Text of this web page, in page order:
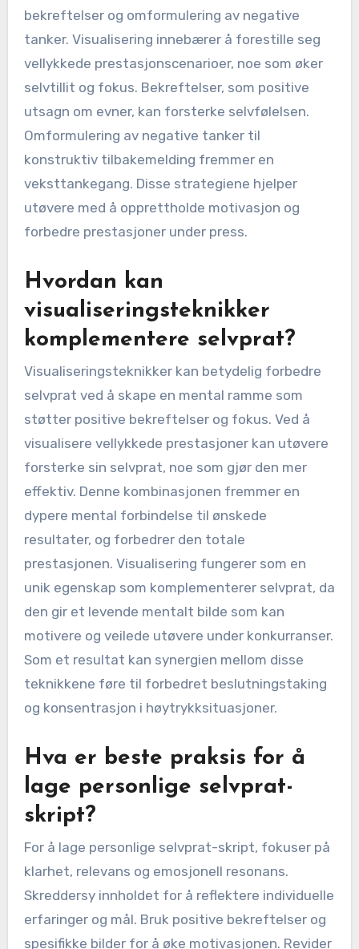
bekreftelser og omformulering av negative
tanker. Visualisering innebærer å forestille seg
vellykkede prestasjonscenarioer, noe som øker
selvtillit og fokus. Bekreftelser, som positive
utsagn om evner, kan forsterke selvfølelsen.
Omformulering av negative tanker til
konstruktiv tilbakemelding fremmer en
veksttankegang. Disse strategiene hjelper
utøvere med å opprettholde motivasjon og
forbedre prestasjoner under press.
Hvordan kan
visualiseringsteknikker
komplementere selvprat?
Visualiseringsteknikker kan betydelig forbedre
selvprat ved å skape en mental ramme som
støtter positive bekreftelser og fokus. Ved å
visualisere vellykkede prestasjoner kan utøvere
forsterke sin selvprat, noe som gjør den mer
effektiv. Denne kombinasjonen fremmer en
dypere mental forbindelse til ønskede
resultater, og forbedrer den totale
prestasjonen. Visualisering fungerer som en
unik egenskap som komplementerer selvprat, da
den gir et levende mentalt bilde som kan
motivere og veilede utøvere under konkurranser.
Som et resultat kan synergien mellom disse
teknikkene føre til forbedret beslutningstaking
og konsentrasjon i høytrykksituasjoner.
Hva er beste praksis for å
lage personlige selvprat-
skript?
For å lage personlige selvprat-skript, fokuser på
klarhet, relevans og emosjonell resonans.
Skreddersy innholdet for å reflektere individuelle
erfaringer og mål. Bruk positive bekreftelser og
spesifikke bilder for å øke motivasjonen. Revider